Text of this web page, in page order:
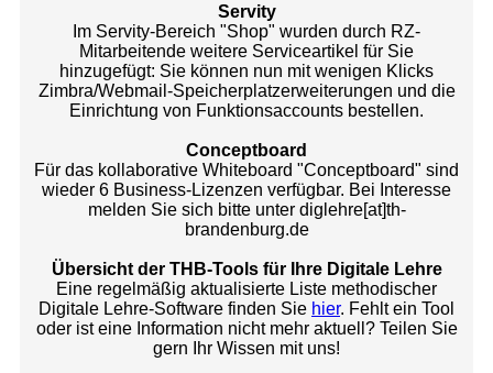
Servity
Im Servity-Bereich "Shop" wurden durch RZ-
Mitarbeitende weitere Serviceartikel für Sie
hinzugefügt: Sie können nun mit wenigen Klicks
Zimbra/Webmail-Speicherplatzerweiterungen und die
Einrichtung von Funktionsaccounts bestellen.
Conceptboard
Für das kollaborative Whiteboard "Conceptboard" sind
wieder 6 Business-Lizenzen verfügbar. Bei Interesse
melden Sie sich bitte unter diglehre[at]th-
brandenburg.de
Übersicht der THB-Tools für Ihre Digitale Lehre
Eine regelmäßig aktualisierte Liste methodischer
Digitale Lehre-Software finden Sie hier. Fehlt ein Tool
oder ist eine Information nicht mehr aktuell? Teilen Sie
gern Ihr Wissen mit uns!